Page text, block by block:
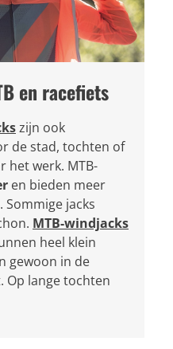
en racefiets
zijn ook
de stad, tochten of
het werk. MTB-
en bieden meer
jacks
MTB-windjacks
heel klein
gewoon in de
Op lange tochten